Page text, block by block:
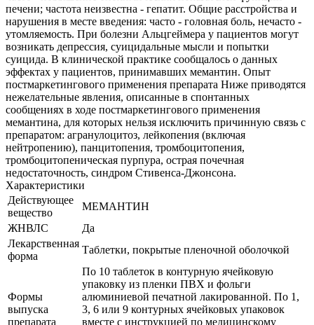
печени; частота неизвестна - гепатит. Общие расстройства и
нарушения в месте введения: часто - головная боль, нечасто -
утомляемость. При болезни Альцгеймера у пациентов могут
возникать депрессия, суицидальные мысли и попытки
суицида. В клинической практике сообщалось о данных
эффектах у пациентов, принимавших мемантин. Опыт
постмаркетингового применения препарата Ниже приводятся
нежелательные явления, описанные в спонтанных
сообщениях в ходе постмаркетингового применения
мемантина, для которых нельзя исключить причинную связь с
препаратом: агранулоцитоз, лейкопения (включая
нейтропению), панцитопения, тромбоцитопения,
тромбоцитопеническая пурпура, острая почечная
недостаточность, синдром Стивенса-Джонсона.
Характеристики
Действующее
вещество
МЕМАНТИН
ЖНВЛС
Да
Лекарственная
форма
Таблетки, покрытые пленочной оболочкой
Формы
выпуска
препарата
По 10 таблеток в контурную ячейковую
упаковку из пленки ПВХ и фольги
алюминиевой печатной лакированной. По 1,
3, 6 или 9 контурных ячейковых упаковок
вместе с инструкцией по медицинскому